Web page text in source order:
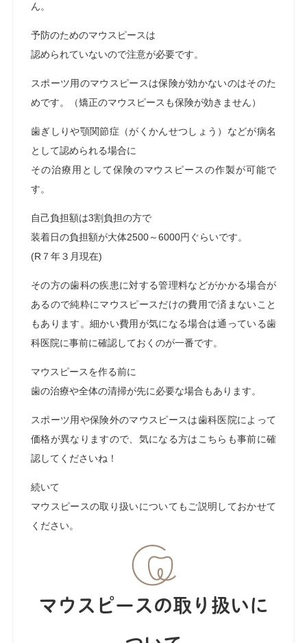
ん。
予防のためのマウスピースは
認められていないので注意が必要です。
スポーツ用のマウスピースは保険が効かないのはそのた
めです。（矯正のマウスピースも保険が効きません）
歯ぎしりや顎関節症（がくかんせつしょう）などが病名
として認められる場合に
その治療用として保険のマウスピースの作製が可能で
す。
自己負担額は3割負担の方で
装着日の負担額が大体2500～6000円ぐらいです。
(R７年３月現在)
その方の歯科の疾患に対する管理料などがかかる場合が
あるので純粋にマウスピースだけの費用で済まないこと
もあります。細かい費用が気になる場合は通っている歯
科医院に事前に確認しておくのが一番です。
マウスピースを作る前に
歯の治療や全体の清掃が先に必要な場合もあります。
スポーツ用や保険外のマウスピースは歯科医院によって
価格が異なりますので、気になる方はこちらも事前に確
認してくださいね！
続いて
マウスピースの取り扱いについてもご説明しておかせて
ください。
マウスピースの取り扱いに